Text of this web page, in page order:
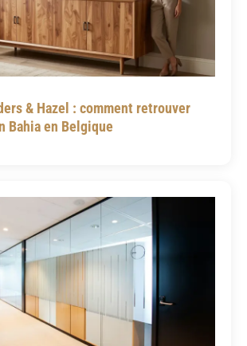
& Hazel : comment retrouver
Bahia en Belgique